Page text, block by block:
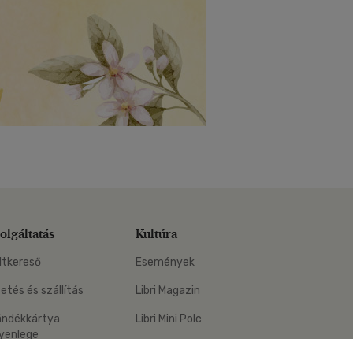
és szállítás
Kultúra
Események
Libri Magazin
Libri Mini Polc